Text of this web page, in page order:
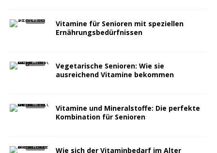
Vitamine für Senioren mit speziellen
Ernährungsbedürfnissen
Vegetarische Senioren: Wie sie
ausreichend Vitamine bekommen
Vitamine und Mineralstoffe: Die perfekte
Kombination für Senioren
Wie sich der Vitaminbedarf im Alter